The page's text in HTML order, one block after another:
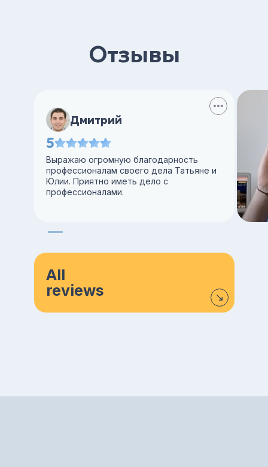
Отзывы
Дмитрий
5
Выражаю огромную благодарность
профессионалам своего дела Татьяне и
Юлии. Приятно иметь дело с
профессионалами.
All
reviews